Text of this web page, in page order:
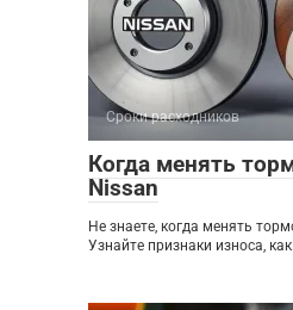
Сроки расходников
Когда менять
Nissan
Не знаете, когда менять
Узнайте признаки износа,